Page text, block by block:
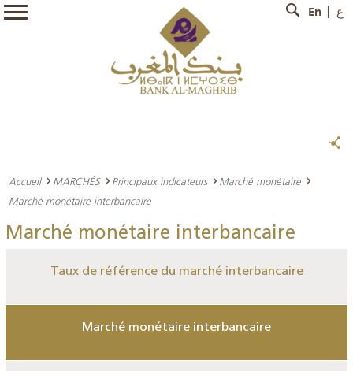
En ع
Accueil MARCHÉS Principaux indicateurs
Marché monétaire
Marché monétaire interbancaire
Marché monétaire interbancaire
Taux de référence du marché interbancaire
Marché monétaire interbancaire